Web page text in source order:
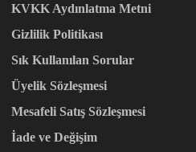
KVKK Aydınlatma Metni
Gizlilik Politikası
Sık Kullanılan Sorular
Üyelik Sözleşmesi
Mesafeli Satış Sözleşmesi
İade ve Değişim